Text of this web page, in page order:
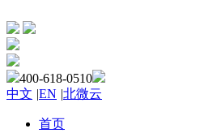
400-618-0510
中文 |EN |北微云
首页